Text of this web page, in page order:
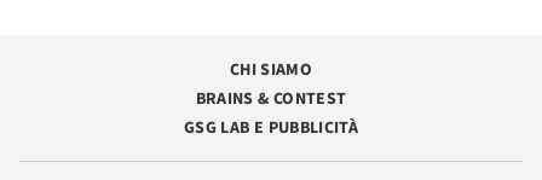
CHI SIAMO
BRAINS & CONTEST
GSG LAB E PUBBLICITÀ